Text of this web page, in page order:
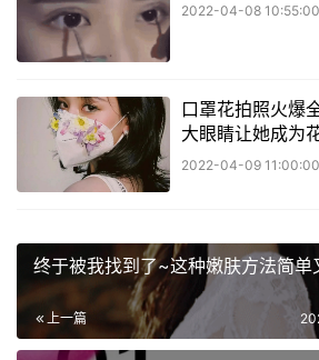
2022-04-08 10:55:00
口罩花拍照火爆
大眼睛让她成为
2022-04-09 11:00:00
终于被我找到了~这种嫩肤方法简单
上一篇